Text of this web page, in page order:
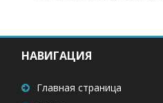
НАВИГАЦИЯ
Главная страница